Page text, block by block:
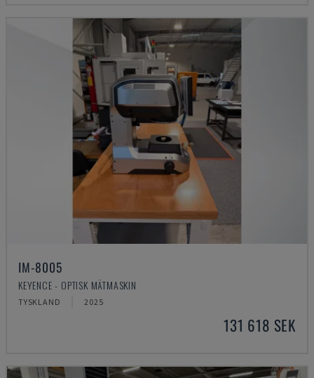
IM-8005
KEYENCE - OPTISK MÄTMASKIN
TYSKLAND 2025
131 618 SEK